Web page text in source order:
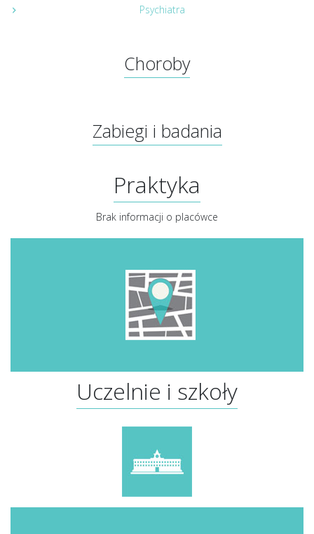
Psychiatra
Choroby
Zabiegi i badania
Praktyka
Brak informacji o placówce
Uczelnie i szkoły